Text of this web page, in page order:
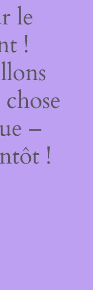
le
!
–
!